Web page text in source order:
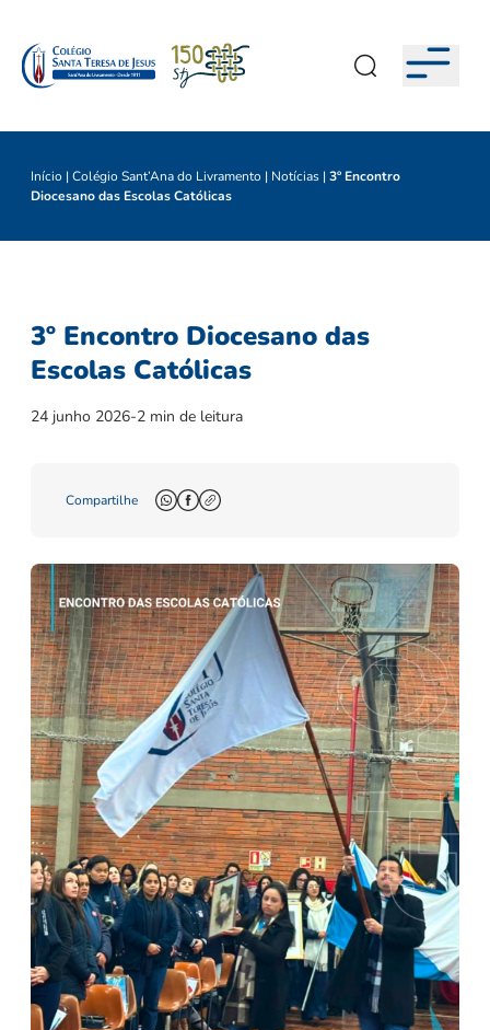
Início | Colégio Sant’Ana do Livramento | Notícias | 3º Encontro
Diocesano das Escolas Católicas
3º Encontro Diocesano das
Escolas Católicas
24 junho 2026-2 min de leitura
Compartilhe